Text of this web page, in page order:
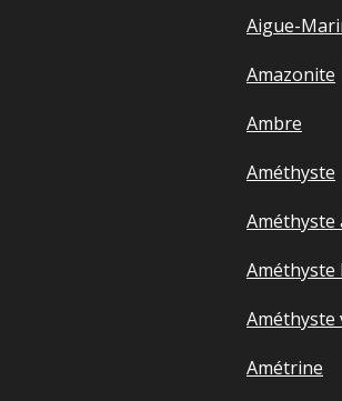
Aigue-
Amazonite
Ambre
Améthyste
Améthyste
Améthyste
Améthyste
Amétrine